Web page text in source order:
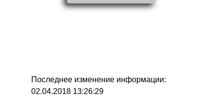
Последнее изменение информации:
02.04.2018 13:26:29